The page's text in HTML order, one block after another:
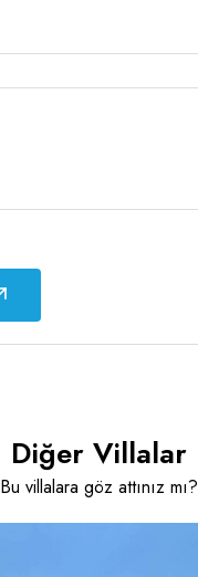
Diğer Villalar
Bu villalara göz attınız mı?